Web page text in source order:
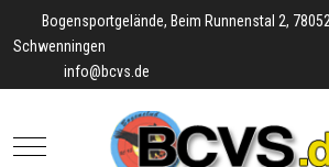
Bogensportgelände, Beim Runnenstal 2,
Schwenningen
info@bcvs.de
Mobile Menu Toggle